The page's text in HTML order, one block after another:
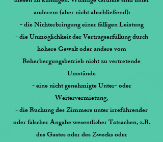
anderem (aber nicht abschließend):
- die Nichterbringung einer fälligen Leistung
- die Unmöglichkeit der Vertragserfüllung durch
höhere Gewalt oder andere vom
Beherbergungsbetrieb nicht zu vertretende
Umstände
- eine nicht genehmigte Unter- oder
Weitervermietung,
- die Buchung des Zimmers unter irreführender
oder falscher Angabe wesentlicher Tatsachen, z.B.
des Gastes oder des Zwecks oder